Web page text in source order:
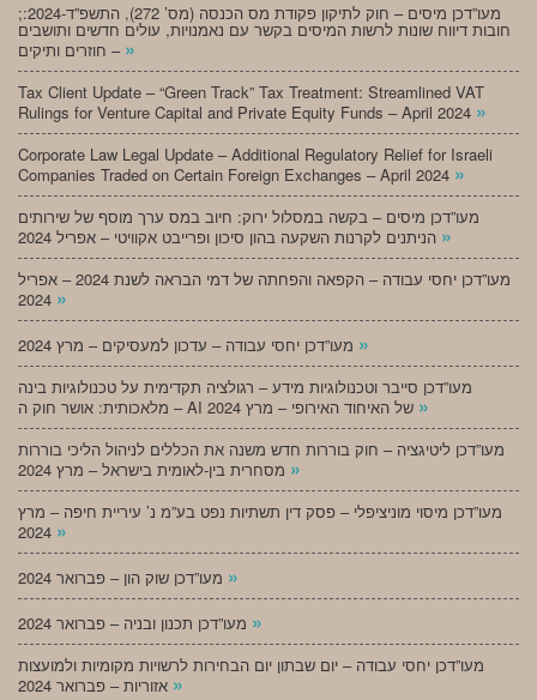
;מעו”דכן מיסים – חוק לתיקון פקודת מס הכנסה (מס’ 272), התשפ”ד-2024:
חובות דיווח שונות לרשות המיסים בקשר עם נאמנויות, עולים חדשים ותושבים
חוזרים ותיקים – »
Tax Client Update – “Green Track” Tax Treatment: Streamlined VAT
Rulings for Venture Capital and Private Equity Funds – April 2024 »
Corporate Law Legal Update – Additional Regulatory Relief for Israeli
Companies Traded on Certain Foreign Exchanges – April 2024 »
מעו”דכן מיסים – בקשה במסלול ירוק: חיוב במס ערך מוסף של שירותים
»
מעו”דכן יחסי עבודה – הקפאה והפחתה של דמי הבראה לשנת 2024 – אפריל
»
»
מעו”דכן סייבר וטכנולוגיות מידע – רגולציה תקדימית על טכנולוגיות בינה
»
מעו”דכן ליטיגציה – חוק בוררות חדש משנה את הכללים לניהול הליכי בוררות
»
מעו”דכן מיסוי מוניציפלי – פסק דין תשתיות נפט בע”מ נ’ עיריית חיפה – מרץ
»
»
»
מעו”דכן יחסי עבודה – יום שבתון יום הבחירות לרשויות מקומיות ולמועצות
»